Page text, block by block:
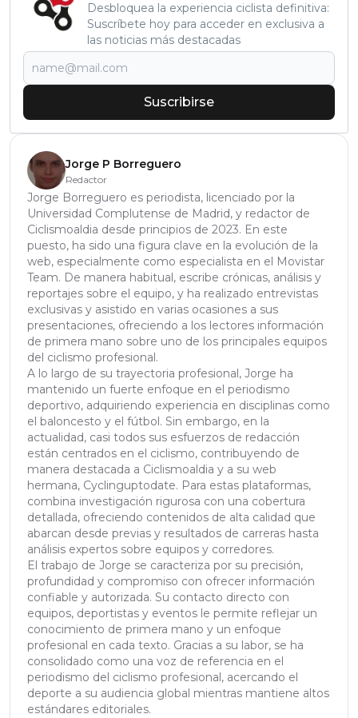
Desbloquea la experiencia ciclista definitiva:
Suscríbete hoy para acceder en exclusiva a
las noticias más destacadas
Suscribirse
Jorge P Borreguero
Redactor
Jorge Borreguero es periodista, licenciado por la
Universidad Complutense de Madrid, y redactor de
Ciclismoaldia desde principios de 2023. En este
puesto, ha sido una figura clave en la evolución de la
web, especialmente como especialista en el Movistar
Team. De manera habitual, escribe crónicas, análisis y
reportajes sobre el equipo, y ha realizado entrevistas
exclusivas y asistido en varias ocasiones a sus
presentaciones, ofreciendo a los lectores información
de primera mano sobre uno de los principales equipos
del ciclismo profesional.
A lo largo de su trayectoria profesional, Jorge ha
mantenido un fuerte enfoque en el periodismo
deportivo, adquiriendo experiencia en disciplinas como
el baloncesto y el fútbol. Sin embargo, en la
actualidad, casi todos sus esfuerzos de redacción
están centrados en el ciclismo, contribuyendo de
manera destacada a Ciclismoaldia y a su web
hermana, Cyclinguptodate. Para estas plataformas,
combina investigación rigurosa con una cobertura
detallada, ofreciendo contenidos de alta calidad que
abarcan desde previas y resultados de carreras hasta
análisis expertos sobre equipos y corredores.
El trabajo de Jorge se caracteriza por su precisión,
profundidad y compromiso con ofrecer información
confiable y autorizada. Su contacto directo con
equipos, deportistas y eventos le permite reflejar un
conocimiento de primera mano y un enfoque
profesional en cada texto. Gracias a su labor, se ha
consolidado como una voz de referencia en el
periodismo del ciclismo profesional, acercando el
deporte a su audiencia global mientras mantiene altos
estándares editoriales.